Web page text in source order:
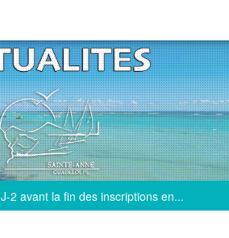
J-2 avant la fin des inscriptions en...